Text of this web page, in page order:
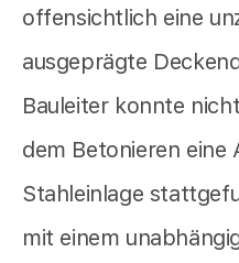
offensichtlich eine
ausgeprägte
Bauleiter konnte
dem Betonieren eine
Stahleinlage
mit einem